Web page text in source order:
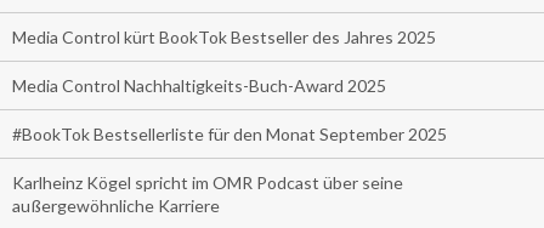
Media Control kürt BookTok Bestseller des Jahres 2025
Media Control Nachhaltigkeits-Buch-Award 2025
#BookTok Bestsellerliste für den Monat September 2025
Karlheinz Kögel spricht im OMR Podcast über seine
außergewöhnliche Karriere